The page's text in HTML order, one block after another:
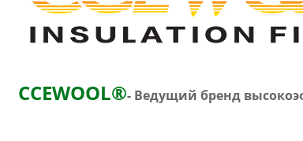
CCEWOOL®- Ведущий бренд